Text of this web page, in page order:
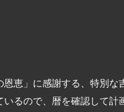
恩恵」に感謝する、特別
いるので、暦を確認して